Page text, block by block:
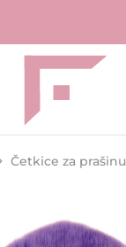
Četkice za prašinu